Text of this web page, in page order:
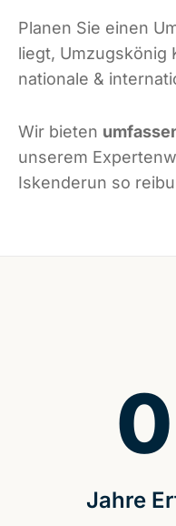
Planen Sie einen
liegt, Umzugskönig
nationale &
Wir bieten
unserem
Iskenderun so
Jahre
0